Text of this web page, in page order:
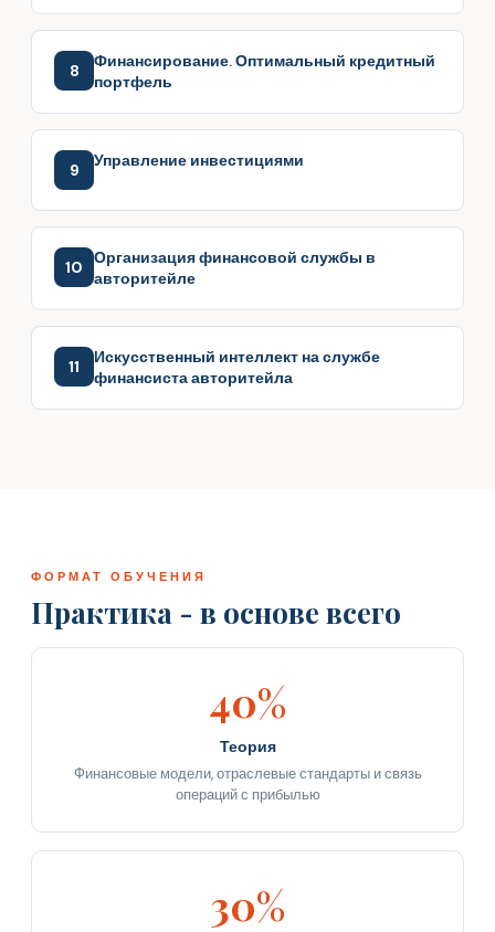
8
Финансирование. Оптимальный кредитный
портфель
9 Управление инвестициями
10
Организация финансовой службы в
авторитейле
11
Искусственный интеллект на службе
финансиста авторитейла
ФОРМАТ ОБУЧЕНИЯ
Практика - в основе всего
40%
Теория
Финансовые модели, отраслевые стандарты и связь
операций с прибылью
30%